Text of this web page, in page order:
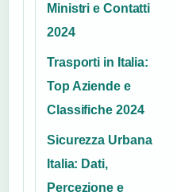
Ministri e Contatti
2024
Trasporti in Italia:
Top Aziende e
Classifiche 2024
Sicurezza Urbana
Italia: Dati,
Percezione e